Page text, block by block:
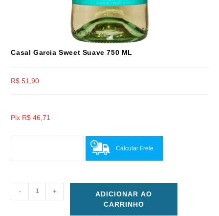
Casal Garcia Sweet Suave 750 ML
R$ 51,90
Pix R$ 46,71
Calcular Frete
- +
ADICIONAR AO
CARRINHO